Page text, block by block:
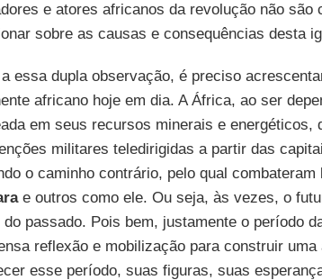
e atores africanos da revolução não são
sobre as causas e consequências desta
essa dupla observação, é preciso
africano hoje em dia. A África, ao ser
em seus recursos minerais e energéticos,
militares teledirigidas a partir das
o caminho contrário, pelo qual combateram
e outros como ele. Ou seja, às vezes, o
do passado. Pois bem, justamente o período
reflexão e mobilização para construir
esse período, suas figuras, suas